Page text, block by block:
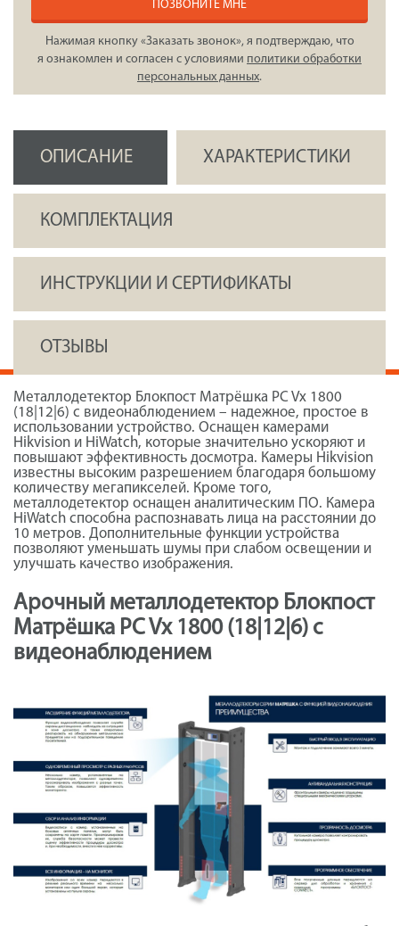
ПОЗВОНИТЕ МНЕ
Нажимая кнопку «Заказать звонок», я подтверждаю, что
я ознакомлен и согласен с условиями политики обработки
персональных данных.
ОПИСАНИЕ ХАРАКТЕРИСТИКИ
КОМПЛЕКТАЦИЯ
ИНСТРУКЦИИ И СЕРТИФИКАТЫ
ОТЗЫВЫ
Металлодетектор Блокпост Матрёшка PC Vx 1800
(18|12|6) с видеонаблюдением – надежное, простое в
использовании устройство. Оснащен камерами
Hikvision и HiWatch, которые значительно ускоряют и
повышают эффективность досмотра. Камеры Hikvision
известны высоким разрешением благодаря большому
количеству мегапикселей. Кроме того,
металлодетектор оснащен аналитическим ПО. Камера
HiWatch способна распознавать лица на расстоянии до
10 метров. Дополнительные функции устройства
позволяют уменьшать шумы при слабом освещении и
улучшать качество изображения.
Арочный металлодетектор Блокпост
Матрёшка PC Vx 1800 (18|12|6) с
видеонаблюдением